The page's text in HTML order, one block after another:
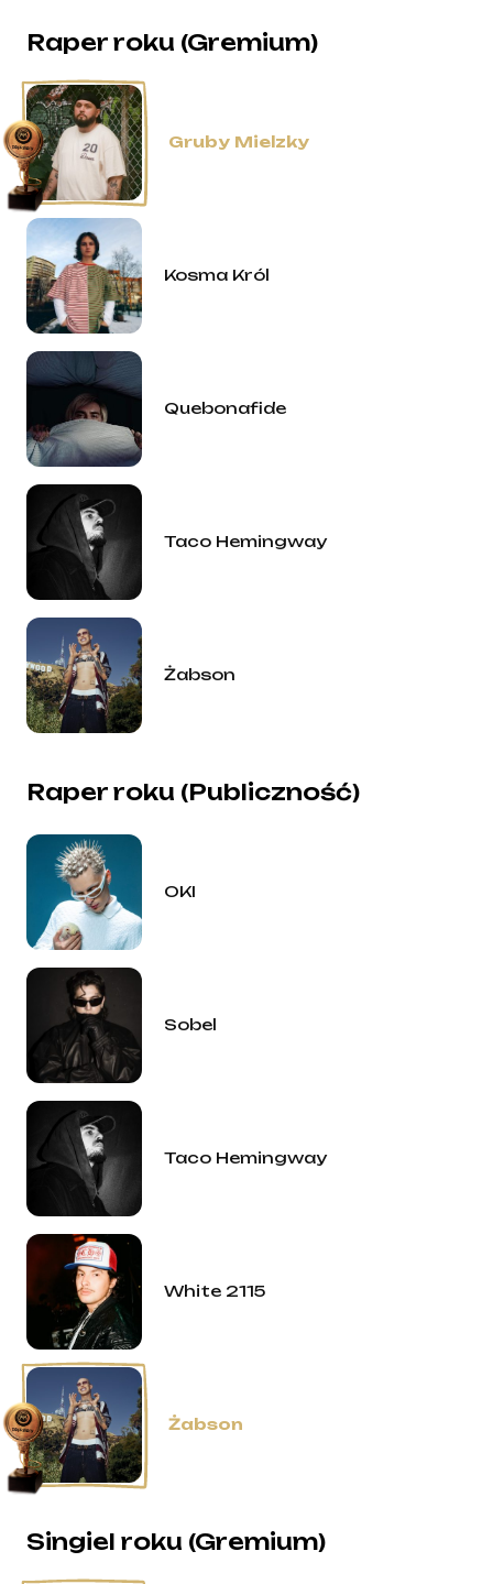
Raper roku (Gremium)
Gruby Mielzky
Kosma Król
Quebonafide
Taco Hemingway
Żabson
Raper roku (Publiczność)
OKI
Sobel
Taco Hemingway
White 2115
Żabson
Singiel roku (Gremium)